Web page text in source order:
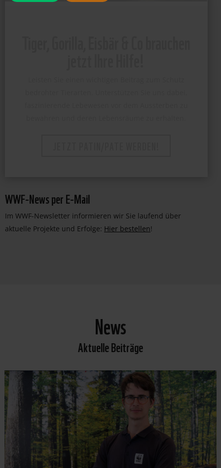
WWF-News per E-Mail
Im WWF-Newsletter informieren wir Sie laufend über
aktuelle Projekte und Erfolge: Hier bestellen!
News
Aktuelle Beiträge